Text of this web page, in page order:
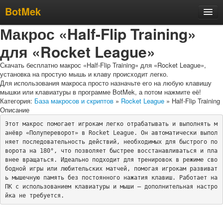
BotMek
Скачать
Обновления
Инструкция
Статьи
Бесплатные макросы
Тарифы
Отзывы
Поддержка
Форум
Макрос «Half-Flip Training»
для «Rocket League»
Скачать бесплатно макрос «Half-Flip Training» для «Rocket League»,
установка на простую мышь и клаву происходит легко.
Для использования макроса просто назначьте его на любую клавишу
мышки или клавиатуры в программе BotMek, а потом нажмите её!
Категория: База макросов и скриптов » Rocket League » Half-Flip Training
Описание
Этот макрос помогает игрокам легко отрабатывать и выполнять м
анёвр «Полупереворот» в Rocket League. Он автоматически выпол
няет последовательность действий, необходимых для быстрого по
ворота на 180°, что позволяет быстрее восстанавливаться и пла
внее вращаться. Идеально подходит для тренировок в режиме сво
бодной игры или любительских матчей, помогая игрокам развиват
ь мышечную память без постоянного нажатия клавиш. Работает на
ПК с использованием клавиатуры и мыши — дополнительная настро
йка не требуется.